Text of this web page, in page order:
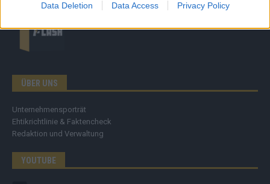
Data Deletion Data Access Privacy Policy
ÜBER UNS
Unternehmensporträt
Ehtikrichtlinie & Faktencheck
Redaktion und Verwaltung
YOUTUBE